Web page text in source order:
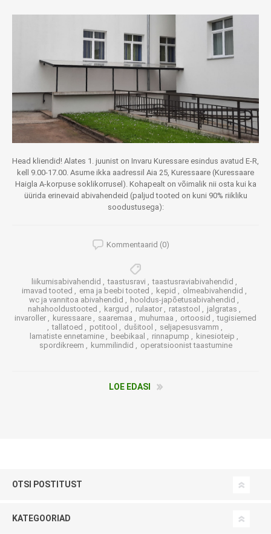
Head kliendid! Alates 1. juunist on Invaru Kuressare esindus avatud E-R,
kell 9.00-17.00. Asume ikka aadressil Aia 25, Kuressaare (Kuressaare
Haigla A-korpuse soklikorrusel). Kohapealt on võimalik nii osta kui ka
üürida erinevaid abivahendeid (paljud tooted on kuni 90% riikliku
soodustusega):
Kommentaarid (0)
liikumisabivahendid , taastusravi , taastusraviabivahendid ,
imavad tooted , ema ja beebi tooted , kepid , olmeabivahendid ,
wc ja vannitoa abivahendid , hooldus-japõetusabivahendid ,
nahahooldustooted , kargud , rulaator , ratastool , jalgratas ,
invaroller , kuressaare , saaremaa , muhumaa , ortoosid , tugisiemed
, tallatoed , potitool , dušitool , seljapesusvamm ,
lamatiste ennetamine , beebikaal , rinnapump , kinesioteip ,
spordikreem , kummilindid , operatsioonist taastumine
LOE EDASI
OTSI POSTITUST
KATEGOORIAD